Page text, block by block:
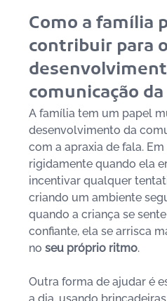
Como a família
contribuir para o
comunicação
A família tem um papel
desenvolvimento da
com a apraxia de fala.
rigidamente quando ela
incentivar qualquer
criando um ambiente
quando a criança se
confiante, ela se arrisca
no seu próprio ritmo.
Outra forma de ajudar é